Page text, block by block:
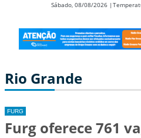
Sábado, 08/08/2026 |
Rio Grande
FURG
Furg oferece 761